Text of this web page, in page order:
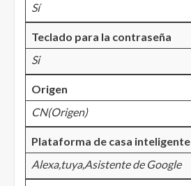
Sí
Teclado para la contraseña
Si
Origen
CN(Origen)
Plataforma de casa inteligente
Alexa,tuya,Asistente de Google